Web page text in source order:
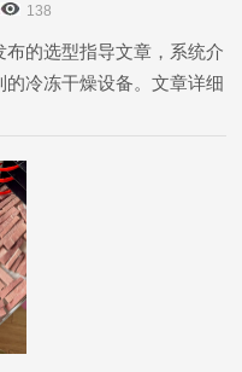
138
的选型指导文章，系统介
冷冻干燥设备。文章详细